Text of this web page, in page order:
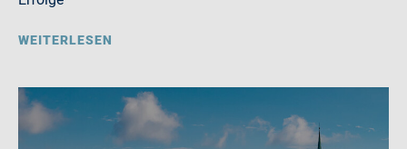
WEITERLESEN